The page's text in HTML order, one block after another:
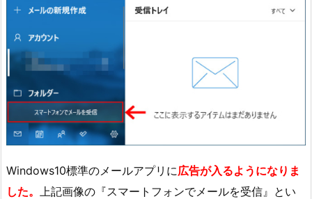
Windows10標準のメールアプリに広告が入るようになりま
した。
上記画像の『スマートフォンでメールを受信』とい